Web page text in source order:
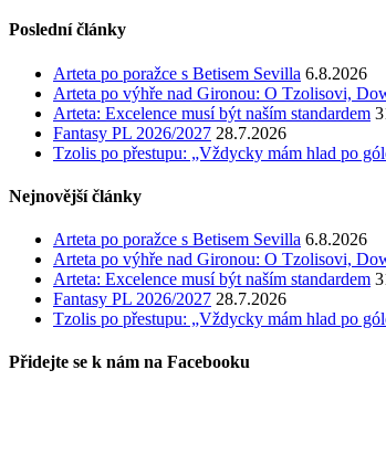
Poslední články
Arteta po poražce s Betisem Sevilla 6.8.2026
Arteta po výhře nad Gironou: O Tzolisovi,
Arteta: Excelence musí být naším standardem
Fantasy PL 2026/2027 28.7.2026
Tzolis po přestupu: „Vždycky mám hlad po
Nejnovější články
Arteta po poražce s Betisem Sevilla 6.8.2026
Arteta po výhře nad Gironou: O Tzolisovi,
Arteta: Excelence musí být naším standardem
Fantasy PL 2026/2027 28.7.2026
Tzolis po přestupu: „Vždycky mám hlad po
Přidejte se k nám na Facebooku